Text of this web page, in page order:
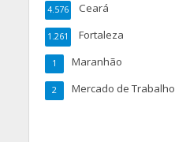
Ceará
4.576
Fortaleza
1.261
Maranhão
1
Mercado de Trabalho
2